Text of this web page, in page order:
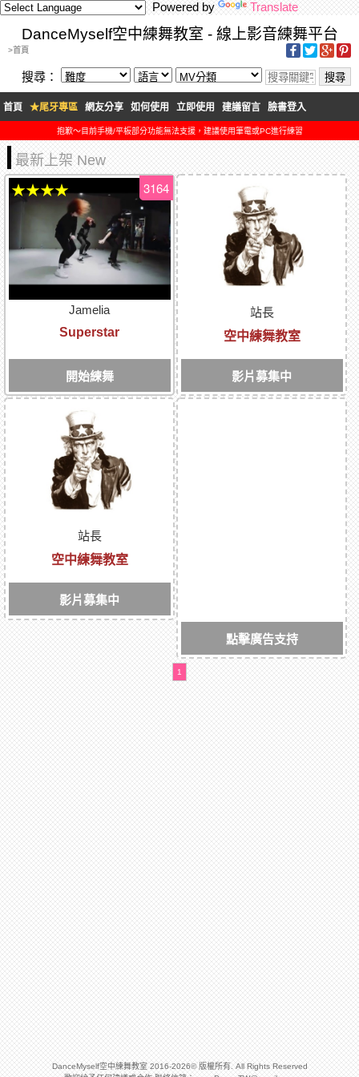
Powered by Translate
DanceMyself空中練舞教室 - 線上影音練舞平台
>首頁
搜尋：
首頁 ★尾牙專區 網友分享 如何使用 立即使用 建議留言 臉書登入
抱歉～目前手機/平板部分功能無法支援，建議使用筆電或PC進行練習
最新上架 New
Jamelia
Superstar
開始練舞
3164
★★★★
站長
空中練舞教室
影片募集中
站長
空中練舞教室
影片募集中
點擊廣告支持
1
DanceMyself空中練舞教室 2016-2026© 版權所有. All Rights Reserved